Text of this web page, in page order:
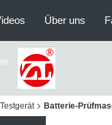
Über uns
Batterie-